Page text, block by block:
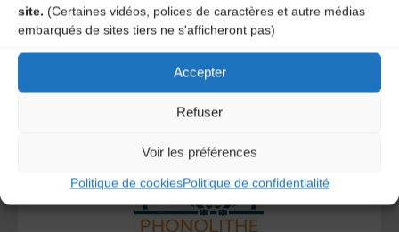
site. (Certaines vidéos, polices de caractères et autre médias
embarqués de sites tiers ne s'afficheront pas)
Accepter
Refuser
Voir les préférences
Politique de cookiesPolitique de confidentialité